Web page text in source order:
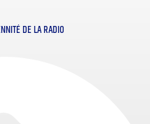
DE LA RADIO